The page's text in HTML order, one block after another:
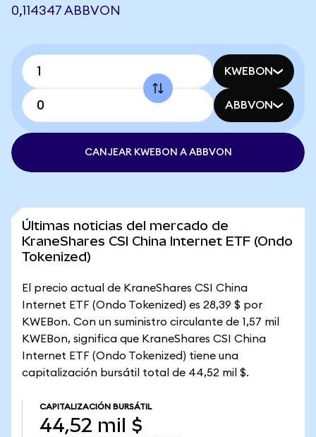
0,114347 ABBVON
KWEBON
ABBVON
CANJEAR KWEBON A ABBVON
Últimas noticias del mercado de
KraneShares CSI China Internet ETF (Ondo
Tokenized)
El precio actual de KraneShares CSI China
Internet ETF (Ondo Tokenized) es 28,39 $ por
KWEBon. Con un suministro circulante de 1,57 mil
KWEBon, significa que KraneShares CSI China
Internet ETF (Ondo Tokenized) tiene una
capitalización bursátil total de 44,52 mil $.
CAPITALIZACIÓN BURSÁTIL
44,52 mil $